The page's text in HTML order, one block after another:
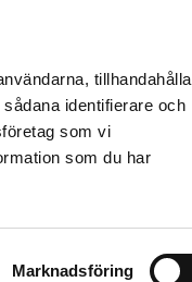
tillhandahålla
identifierare och
som vi
som du har
Marknadsföring